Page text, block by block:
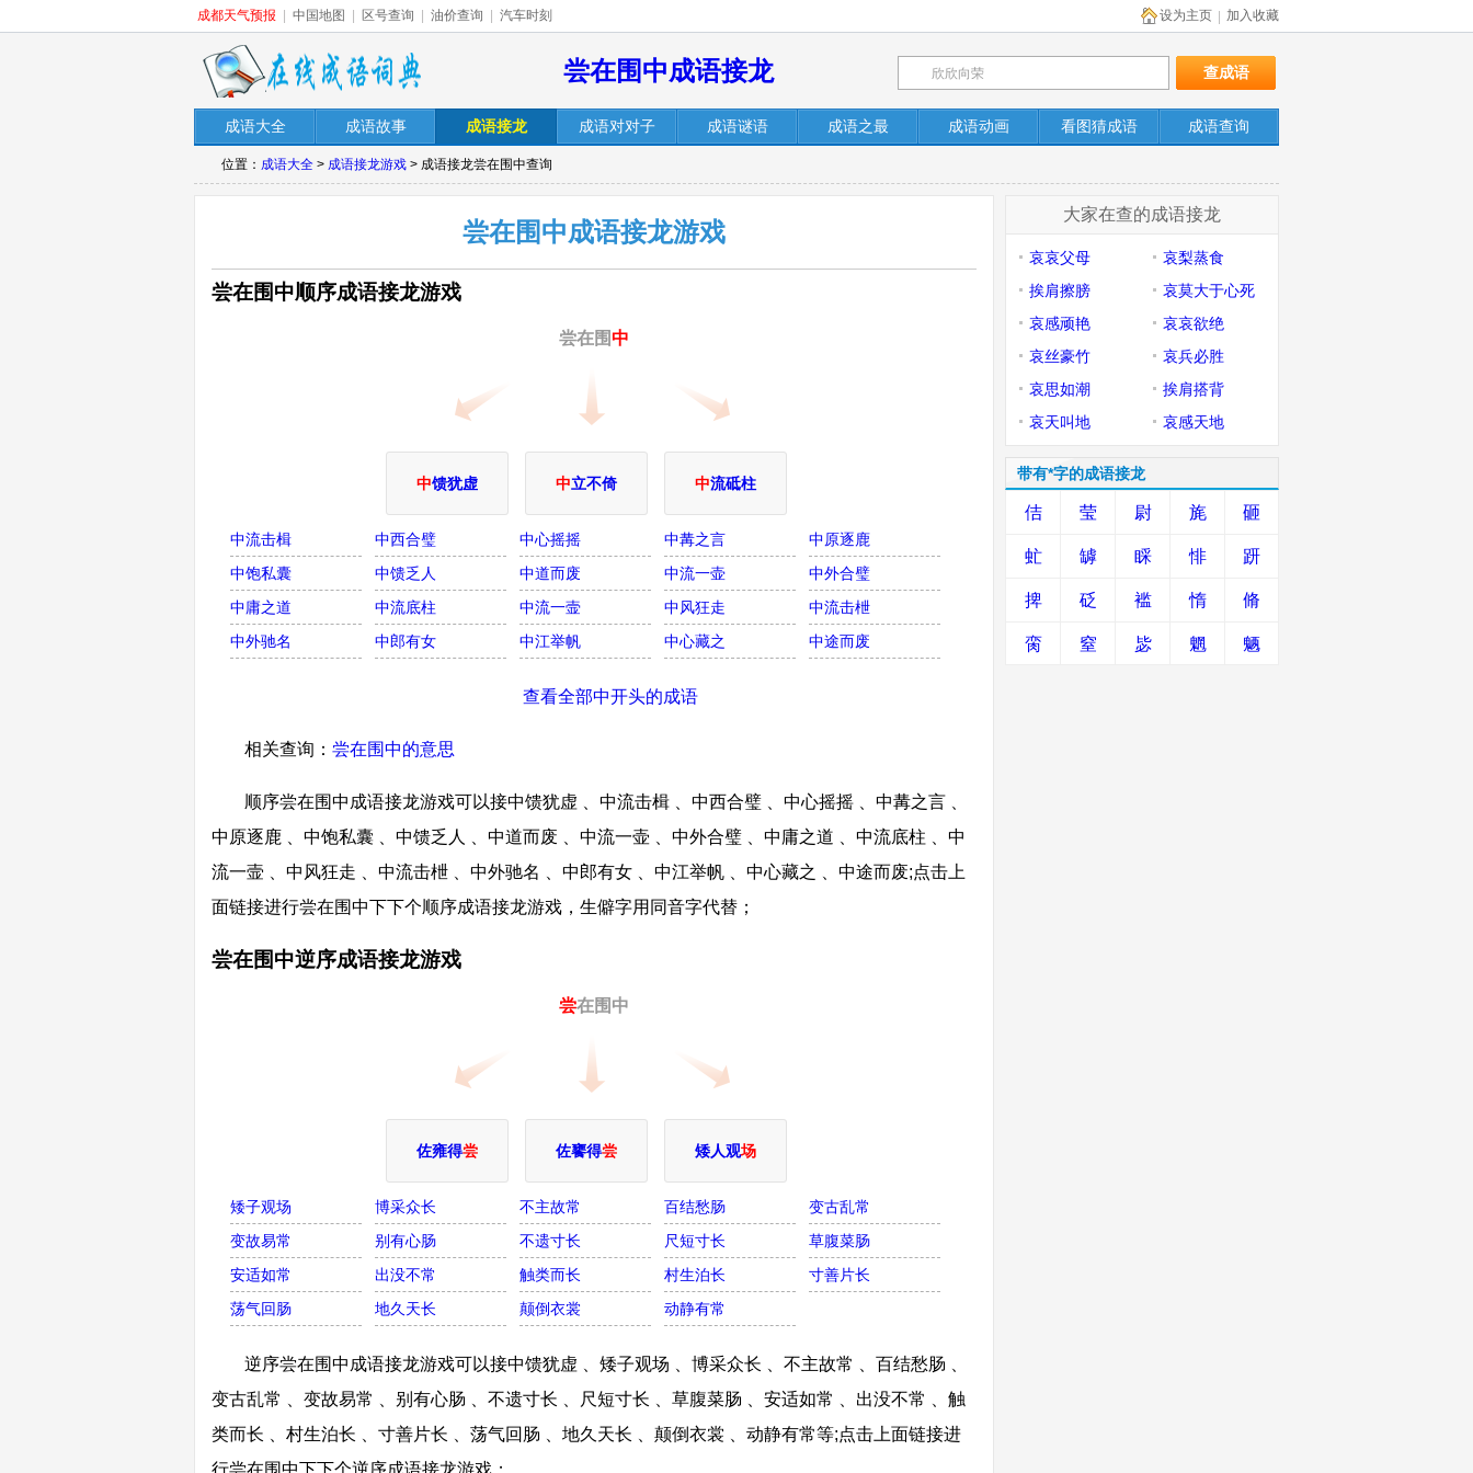
成都天气预报 中国地图 区号查询 油价查询 汽车时刻 加入收藏
设为主页
尝在围中成语接龙
成语大全 成语故事 成语接龙 成语对对子 成语谜语 成语之最 成语动画 看图猜成语 成语查询
位置： 成语大全 > 成语接龙游戏 > 成语接龙尝在围中查询
尝在围中成语接龙游戏
尝在围中顺序成语接龙游戏
尝在围中
中馈犹虚 中立不倚 中流砥柱
中流击楫 中西合璧 中心摇摇 中冓之言
中原逐鹿
中饱私囊
中馈乏人 中道而废 中流一壶
中外合璧
中庸之道
中流底柱 中流一壸 中风狂走
中流击枻
中外驰名
中郎有女 中江举帆 中心藏之 中途而废
查看全部中开头的成语
相关查询： 尝在围中的意思
顺序尝在围中成语接龙游戏可以接中馈犹虚 、中流击楫 、中西合璧 、中心摇摇 、中冓之言 、
中原逐鹿 、中饱私囊 、中馈乏人 、中道而废 、中流一壶 、中外合璧 、中庸之道 、中流底柱 、中
流一壸 、中风狂走 、中流击枻 、中外驰名 、中郎有女 、中江举帆 、中心藏之 、中途而废;点击上
面链接进行尝在围中下下个顺序成语接龙游戏，生僻字用同音字代替；
尝在围中逆序成语接龙游戏
尝在围中
佐雍得尝 佐饔得尝 矮人观场
矮子观场 博采众长 不主故常 百结愁肠
变古乱常
变故易常
别有心肠 不遗寸长 尺短寸长
草腹菜肠
安适如常
出没不常 触类而长 村生泊长
寸善片长
荡气回肠
地久天长 颠倒衣裳 动静有常
逆序尝在围中成语接龙游戏可以接中馈犹虚 、矮子观场 、博采众长 、不主故常 、百结愁肠 、
变古乱常 、变故易常 、别有心肠 、不遗寸长 、尺短寸长 、草腹菜肠 、安适如常 、出没不常 、触
类而长 、村生泊长 、寸善片长 、荡气回肠 、地久天长 、颠倒衣裳 、动静有常等;点击上面链接进
行尝在围中下下个逆序成语接龙游戏；
大家在查的成语接龙
哀哀父母
哀梨蒸食
挨肩擦膀
哀莫大于心死
哀感顽艳
哀哀欲绝
哀丝豪竹
哀兵必胜
哀思如潮
挨肩搭背
哀天叫地
哀感天地
带有*字的成语接龙
佶 莹 尉 旄 砸
虻 罅 睬 悱 趼
捭 砭 褴 惰 脩
脔 窒 毖 魍 魉